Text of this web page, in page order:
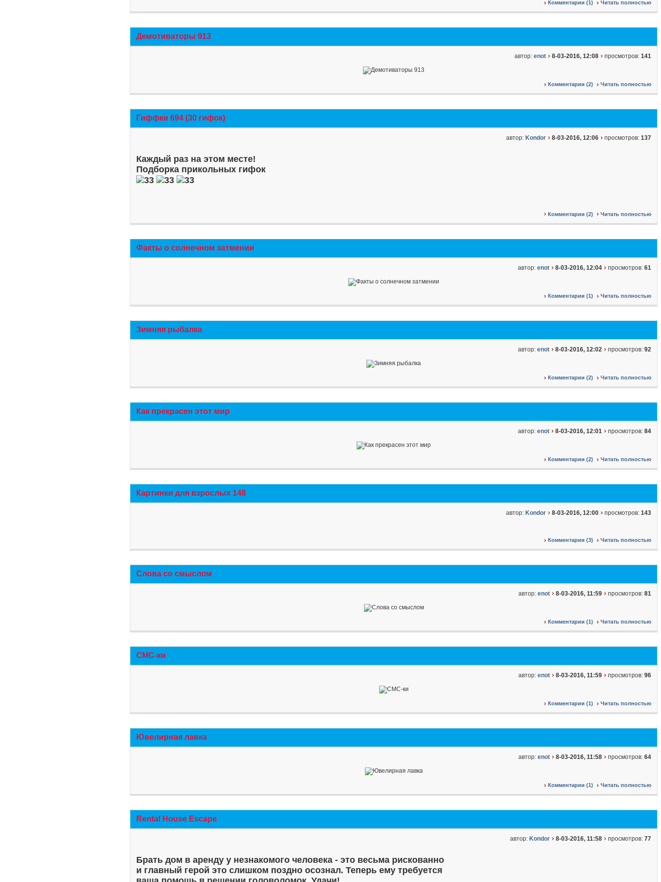
Комментарии (1) Читать полностью
Демотиваторы 913
автор: enot 8-03-2016, 12:08 просмотров: 141
Комментарии (2) Читать полностью
Гиффки 694 (30 гифок)
автор: Kondor 8-03-2016, 12:06 просмотров: 137
Каждый раз на этом месте!
Подборка прикольных гифок
Комментарии (2) Читать полностью
Факты о солнечном затмении
автор: enot 8-03-2016, 12:04 просмотров: 61
Комментарии (1) Читать полностью
Зимняя рыбалка
автор: enot 8-03-2016, 12:02 просмотров: 92
Комментарии (2) Читать полностью
Как прекрасен этот мир
автор: enot 8-03-2016, 12:01 просмотров: 84
Комментарии (2) Читать полностью
Картинки для взрослых 148
автор: Kondor 8-03-2016, 12:00 просмотров: 143
Комментарии (3) Читать полностью
Слова со смыслом
автор: enot 8-03-2016, 11:59 просмотров: 81
Комментарии (1) Читать полностью
СМС-ки
автор: enot 8-03-2016, 11:59 просмотров: 96
Комментарии (1) Читать полностью
Ювелирная лавка
автор: enot 8-03-2016, 11:58 просмотров: 64
Комментарии (1) Читать полностью
Rental House Escape
автор: Kondor 8-03-2016, 11:58 просмотров: 77
Брать дом в аренду у незнакомого человека - это весьма рискованно
и главный герой это слишком поздно осознал. Теперь ему требуется